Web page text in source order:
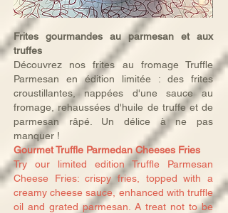
Frites gourmandes au parmesan et aux
truffes
Découvrez nos frites au fromage Truffle
Parmesan en édition limitée : des frites
croustillantes, nappées d'une sauce au
fromage, rehaussées d'huile de truffe et de
parmesan râpé. Un délice à ne pas
manquer !
Gourmet Truffle Parmedan Cheeses Fries
Try our limited edition Truffle Parmesan
Cheese Fries: crispy fries, topped with a
creamy cheese sauce, enhanced with truffle
oil and grated parmesan. A treat not to be